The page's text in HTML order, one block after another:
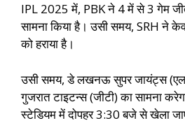
IPL 2025 में, PBK ने 4 में से 3 गेम
सामना किया है। उसी समय, SRH ने
को हराया है।
उसी समय, डे लखनऊ सुपर जायंट्स
गुजरात टाइटन्स (जीटी) का सामना
स्टेडियम में दोपहर 3:30 बजे से खेला